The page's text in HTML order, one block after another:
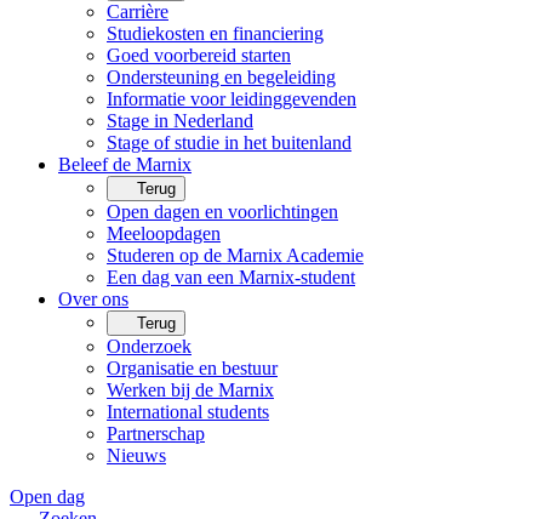
Carrière
Studiekosten en financiering
Goed voorbereid starten
Ondersteuning en begeleiding
Informatie voor leidinggevenden
Stage in Nederland
Stage of studie in het buitenland
Beleef de Marnix
Terug
Open dagen en voorlichtingen
Meeloopdagen
Studeren op de Marnix Academie
Een dag van een Marnix-student
Over ons
Terug
Onderzoek
Organisatie en bestuur
Werken bij de Marnix
International students
Partnerschap
Nieuws
Open dag